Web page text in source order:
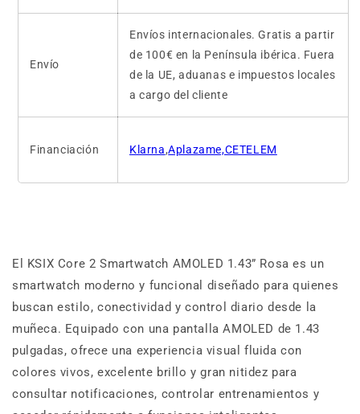
Envío
Envíos internacionales. Gratis a partir
de 100€ en la Península ibérica. Fuera
de la UE, aduanas e impuestos locales
a cargo del cliente
Financiación Klarna,Aplazame,CETELEM
El KSIX Core 2 Smartwatch AMOLED 1.43” Rosa es un
smartwatch moderno y funcional diseñado para quienes
buscan estilo, conectividad y control diario desde la
muñeca. Equipado con una pantalla AMOLED de 1.43
pulgadas, ofrece una experiencia visual fluida con
colores vivos, excelente brillo y gran nitidez para
consultar notificaciones, controlar entrenamientos y